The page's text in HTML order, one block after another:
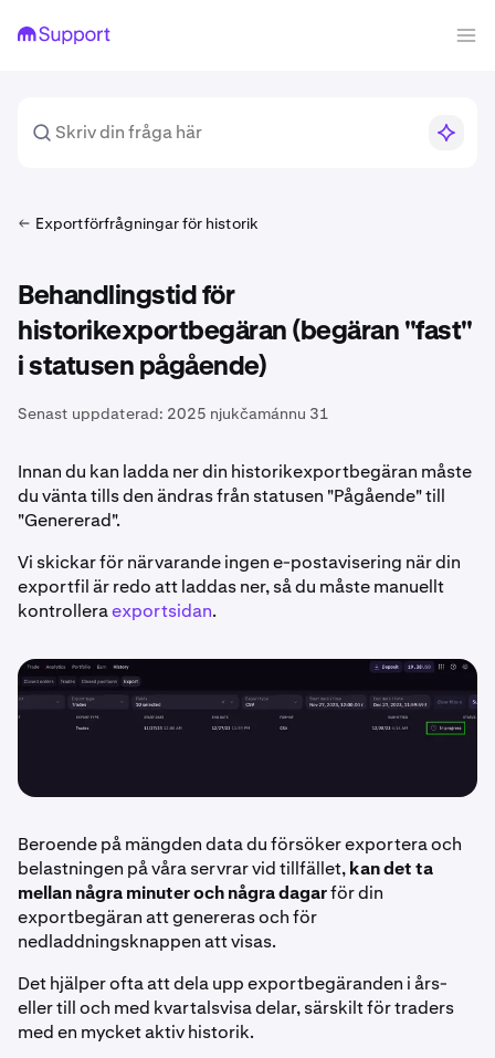
Exportförfrågningar för historik
Behandlingstid för
historikexportbegäran (begäran "fast"
i statusen pågående)
Senast uppdaterad: 2025 njukčamánnu 31
Innan du kan ladda ner din historikexportbegäran måste
du vänta tills den ändras från statusen "Pågående" till
"Genererad".
Vi skickar för närvarande ingen e-postavisering när din
exportfil är redo att laddas ner, så du måste manuellt
kontrolleraexportsidan.
Beroende på mängden data du försöker exportera och
belastningen på våra servrar vid tillfället,kan det ta
mellan några minuter och några dagarför din
exportbegäran att genereras och för
nedladdningsknappen att visas.
Det hjälper ofta att dela upp exportbegäranden i års-
eller till och med kvartalsvisa delar, särskilt för traders
med en mycket aktiv historik.